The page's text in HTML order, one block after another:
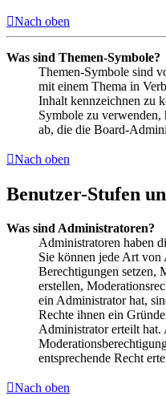
Nach oben
Was sind Themen-Symbole?
Themen-Symbole sind
mit einem Thema in
Inhalt kennzeichnen zu
Symbole zu
ab, die die Board-
Nach oben
Benutzer-Stufen
Was sind Administratoren?
Administratoren haben
Sie können jede Art
Berechtigungen setzen,
erstellen,
ein Administrator hat,
Rechte ihnen ein
Administrator erteilt
entsprechende Recht
Nach oben